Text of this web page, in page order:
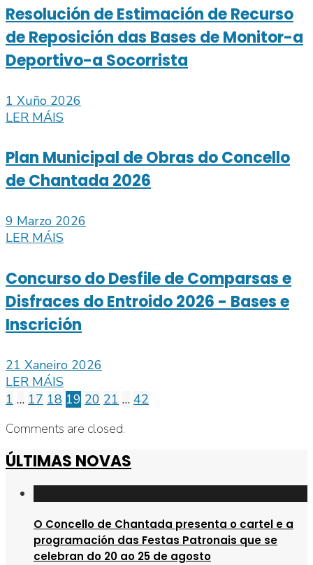
Resolución de Estimación de Recurso
de Reposición das Bases de Monitor-a
Deportivo-a Socorrista
1 Xuño 2026
LER MÁIS
Plan Municipal de Obras do Concello
de Chantada 2026
9 Marzo 2026
LER MÁIS
Concurso do Desfile de Comparsas e
Disfraces do Entroido 2026 - Bases e
Inscrición
21 Xaneiro 2026
LER MÁIS
1 … 17 18 19 20 21 … 42
Comments are closed.
ÚLTIMAS NOVAS
O Concello de Chantada presenta o cartel e a
programación das Festas Patronais que se
celebran do 20 ao 25 de agosto